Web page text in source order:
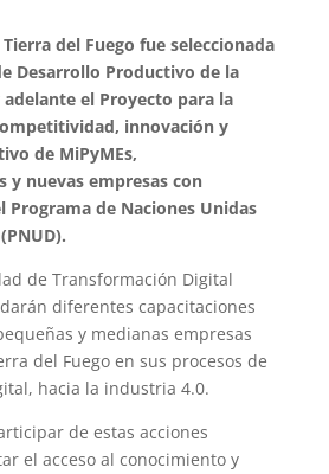
del Fuego fue seleccionada
Desarrollo Productivo de la
el Proyecto para la
innovación y
de MiPyMEs,
y nuevas empresas con
de Naciones Unidas
de Transformación Digital
diferentes capacitaciones
y medianas empresas
del Fuego en sus procesos de
hacia la industria 4.0.
de estas acciones
el acceso al conocimiento y